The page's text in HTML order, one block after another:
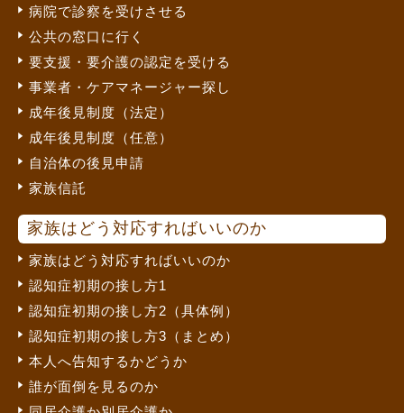
病院で診察を受けさせる
公共の窓口に行く
要支援・要介護の認定を受ける
事業者・ケアマネージャー探し
成年後見制度（法定）
成年後見制度（任意）
自治体の後見申請
家族信託
家族はどう対応すればいいのか
家族はどう対応すればいいのか
認知症初期の接し方1
認知症初期の接し方2（具体例）
認知症初期の接し方3（まとめ）
本人へ告知するかどうか
誰が面倒を見るのか